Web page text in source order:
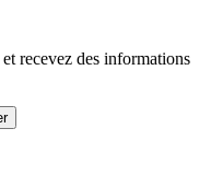
recevez des informations